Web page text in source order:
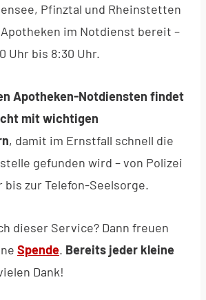
Pfinztal und Rheinstetten
im Notdienst bereit –
Uhr bis 8:30 Uhr.
Apotheken-Notdiensten findet
mit wichtigen
, damit im Ernstfall schnell die
gefunden wird – von Polizei
bis zur Telefon-Seelsorge.
dieser Service? Dann freuen
Spende. Bereits jeder kleine
Dank!